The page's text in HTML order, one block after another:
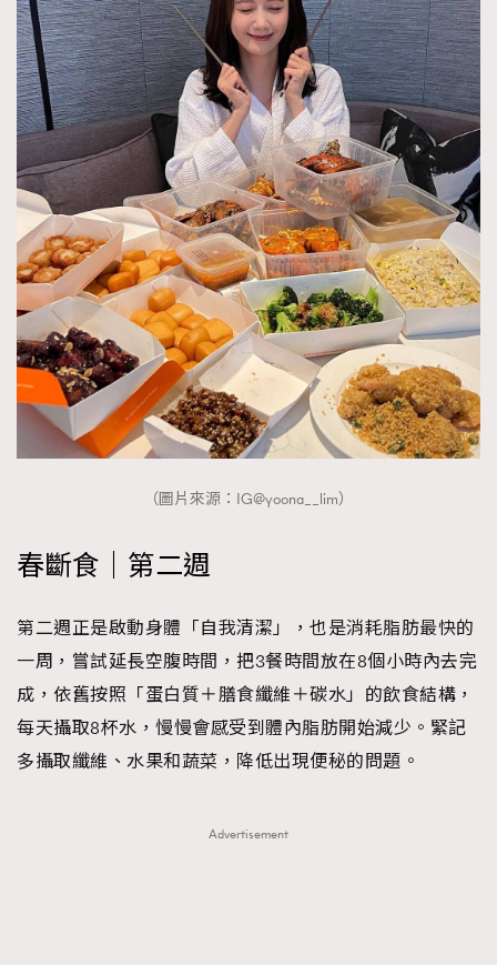
（圖片來源：IG@yoona__lim）
春斷食｜第二週
第二週正是啟動身體「自我清潔」，也是消耗脂肪最快的
一周，嘗試延長空腹時間，把3餐時間放在8個小時內去完
成，依舊按照「蛋白質＋膳食纖維＋碳水」的飲食結構，
每天攝取8杯水，慢慢會感受到體內脂肪開始減少。緊記
多攝取纖維、水果和蔬菜，降低出現便秘的問題。
Advertisement